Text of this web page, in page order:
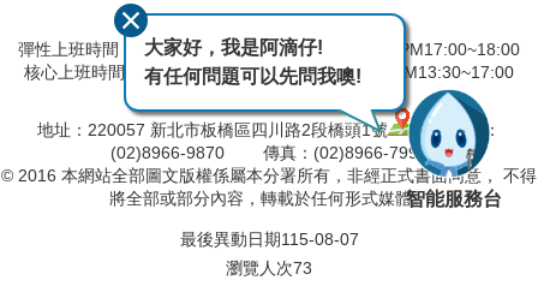
彈性上班時間：AM8:00~09:00 彈性下班時間：PM17:00~18:00
核心上班時間：星期一 ~ 星期五 AM08:30~12:30 PM13:30~17:00
地址：220057 新北市板橋區四川路2段橋頭1號
電話：
(02)8966-9870 傳真：(02)8966-7996
© 2016 本網站全部圖文版權係屬本分署所有，非經正式書面同意， 不得
將全部或部分內容，轉載於任何形式媒體。
最後異動日期115-08-07
瀏覽人次73
大家好，我是阿滴仔!
有任何問題可以先問我噢!
智能服務台